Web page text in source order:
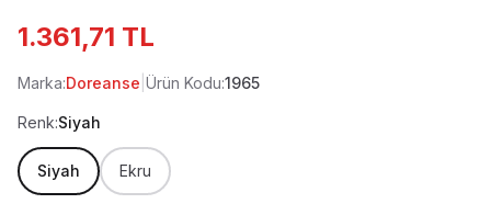
1.361,71 TL
Marka:Doreanse Ürün Kodu:1965
Renk:Siyah
Siyah Ekru